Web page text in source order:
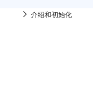
介绍和初始化